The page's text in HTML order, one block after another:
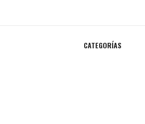
CATEGORÍAS